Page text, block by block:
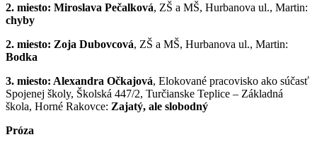
2. miesto: Miroslava Pečalková, ZŠ a MŠ, Hurbanova ul., Martin:
chyby
2. miesto: Zoja Dubovcová, ZŠ a MŠ, Hurbanova ul., Martin:
Bodka
3. miesto: Alexandra Očkajová, Elokované pracovisko ako súčasť
Spojenej školy, Školská 447/2, Turčianske Teplice – Základná
škola, Horné Rakovce: Zajatý, ale slobodný
Próza